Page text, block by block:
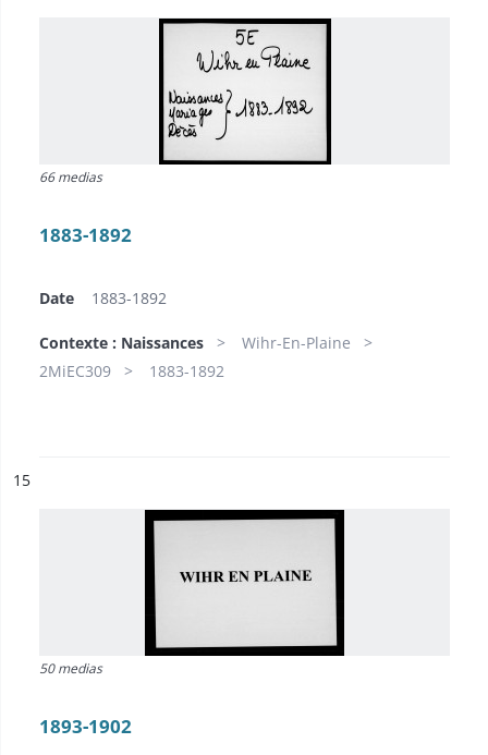
66 medias
1883-1892
Date 1883-1892
Contexte : Naissances
Wihr-En-Plaine
2MiEC309
1883-1892
n°
15
50 medias
1893-1902